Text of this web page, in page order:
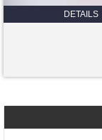
DETAILS